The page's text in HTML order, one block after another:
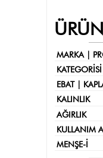
MARKA |
KATEGORİSİ
EBAT |
KALINLIK
AĞIRLIK
KULLANIM
MENŞE-İ